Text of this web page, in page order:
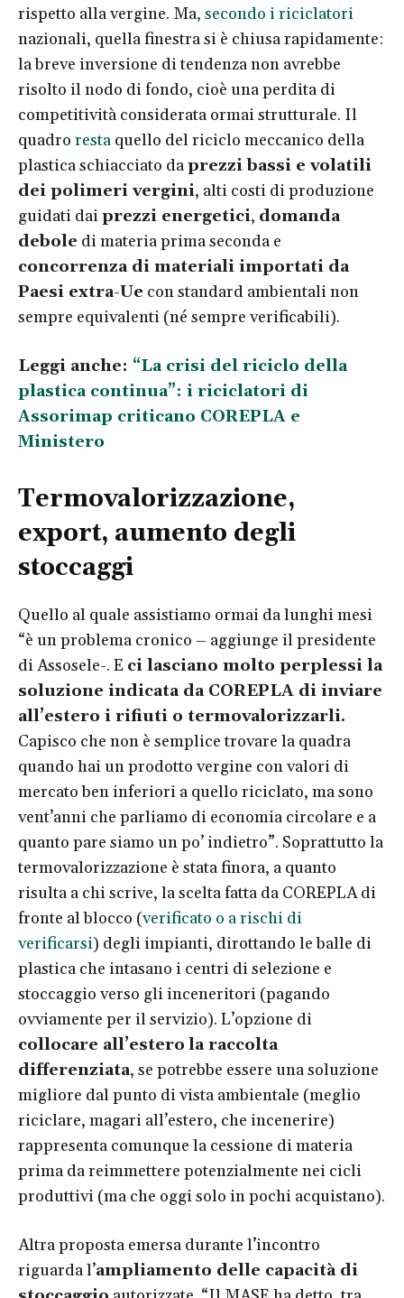
rispetto alla vergine. Ma, secondo i riciclatori
nazionali, quella finestra si è chiusa rapidamente:
la breve inversione di tendenza non avrebbe
risolto il nodo di fondo, cioè una perdita di
competitività considerata ormai strutturale. Il
quadro resta quello del riciclo meccanico della
plastica schiacciato daprezzi bassi e volatili
dei polimeri vergini, alti costi di produzione
guidati daiprezzi energetici, domanda
debole di materia prima seconda e
concorrenza di materiali importati da
Paesi extra-Ue con standard ambientali non
sempre equivalenti (né sempre verificabili).
Leggi anche: “La crisi del riciclo della
plastica continua”: i riciclatori di
Assorimap criticano COREPLA e
Ministero
Termovalorizzazione,
export, aumento degli
stoccaggi
Quello al quale assistiamo ormai da lunghi mesi
“è un problema cronico – aggiunge il presidente
di Assosele-. E ci lasciano molto perplessi la
soluzione indicata da COREPLA di inviare
all’estero i rifiuti o termovalorizzarli.
Capisco che non è semplice trovare la quadra
quando hai un prodotto vergine con valori di
mercato ben inferiori a quello riciclato, ma sono
vent’anni che parliamo di economia circolare e a
quanto pare siamo un po’ indietro”. Soprattutto la
termovalorizzazione è stata finora, a quanto
risulta a chi scrive, la scelta fatta da COREPLA di
fronte al blocco (verificato o a rischi di
verificarsi) degli impianti, dirottando le balle di
plastica che intasano i centri di selezione e
stoccaggio verso gli inceneritori (pagando
ovviamente per il servizio). L’opzione di
collocare all’estero la raccolta
differenziata, se potrebbe essere una soluzione
migliore dal punto di vista ambientale (meglio
riciclare, magari all’estero, che incenerire)
rappresenta comunque la cessione di materia
prima da reimmettere potenzialmente nei cicli
produttivi (ma che oggi solo in pochi acquistano).
Altra proposta emersa durante l’incontro
riguarda l’ampliamento delle capacità di